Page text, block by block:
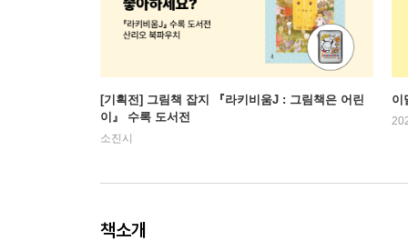
[기획전] 그림책 잡지 『라키비움J : 그림책은 어린
이』 수록 도서전
소진시
이
책소개